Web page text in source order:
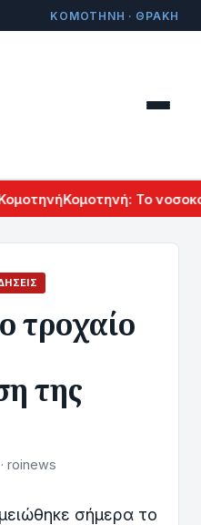
ΚΟΜΟΤΗΝΗ · ΘΡΑΚΗ
Κομοτηνή: Το
τροχαίο
της
roinews
σήμερα το